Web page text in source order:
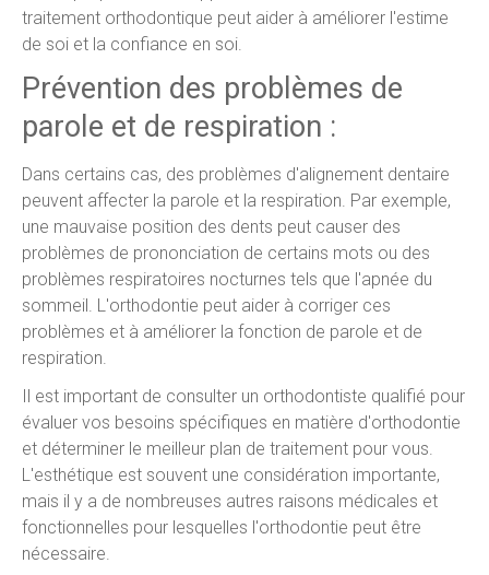
traitement orthodontique peut aider à améliorer l'estime
de soi et la confiance en soi.
Prévention des problèmes de
parole et de respiration :
Dans certains cas, des problèmes d'alignement dentaire
peuvent affecter la parole et la respiration. Par exemple,
une mauvaise position des dents peut causer des
problèmes de prononciation de certains mots ou des
problèmes respiratoires nocturnes tels que l'apnée du
sommeil. L'orthodontie peut aider à corriger ces
problèmes et à améliorer la fonction de parole et de
respiration.
Il est important de consulter un orthodontiste qualifié pour
évaluer vos besoins spécifiques en matière d'orthodontie
et déterminer le meilleur plan de traitement pour vous.
L'esthétique est souvent une considération importante,
mais il y a de nombreuses autres raisons médicales et
fonctionnelles pour lesquelles l'orthodontie peut être
nécessaire.